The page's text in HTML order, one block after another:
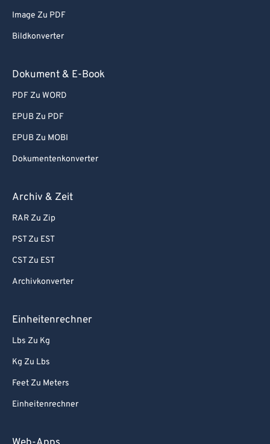
Image Zu PDF
Bildkonverter
Dokument & E-Book
PDF Zu WORD
EPUB Zu PDF
EPUB Zu MOBI
Dokumentenkonverter
Archiv & Zeit
RAR Zu Zip
PST Zu EST
CST Zu EST
Archivkonverter
Einheitenrechner
Lbs Zu Kg
Kg Zu Lbs
Feet Zu Meters
Einheitenrechner